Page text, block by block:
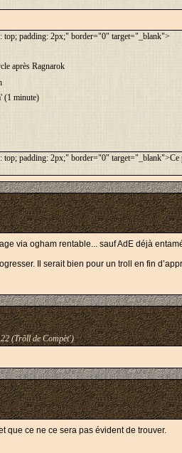
top; padding: 2px;" border="0" target="_blank">
après Ragnarok
(1 minute)
padding: 2px;" border="0" target="_blank">Ce
via ogham rentable... sauf AdE déjà
Il serait bien pour un troll en fin
(Trõll de Compèt')
que ce ne ce sera pas évident de trouver.